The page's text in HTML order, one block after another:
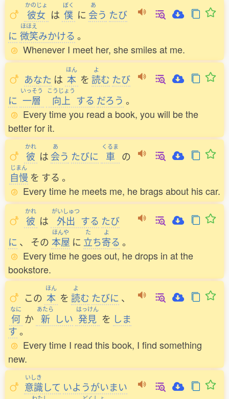
かのじょ
彼女 は
ぼく
僕 に
あ
会う たび
に
ほほえ
微笑みかける 。
Whenever I meet her, she smiles at me.
あなた は
ほん
本 を
よ
読む たび
に
いっそう
一層
こうじょう
向上 する だろう 。
Every time you read a book, you will be the
better for it.
かれ
彼 は
あ
会う たびに
くるま
車 の
じまん
自慢 を する 。
Every time he meets me, he brags about his car.
かれ
彼 は
がいしゅつ
外出 する たび
に 、 その
ほんや
本屋 に
た
立ち
よ
寄る 。
Every time he goes out, he drops in at the
bookstore.
この
ほん
本 を
よ
読む たびに 、
なに
何 か
あたら
新 しい
はっけん
発見 を しま
す。
Every time I read this book, I find something
new.
いしき
意識して いようがいまい